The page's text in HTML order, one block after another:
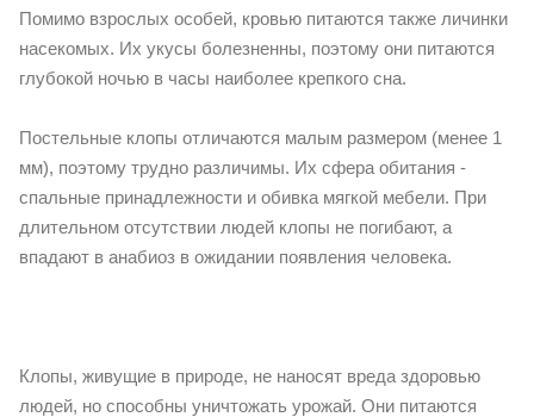
Помимо взрослых особей, кровью питаются также личинки
насекомых. Их укусы болезненны, поэтому они питаются
глубокой ночью в часы наиболее крепкого сна.
Постельные клопы отличаются малым размером (менее 1
мм), поэтому трудно различимы. Их сфера обитания -
спальные принадлежности и обивка мягкой мебели. При
длительном отсутствии людей клопы не погибают, а
впадают в анабиоз в ожидании появления человека.
Клопы, живущие в природе, не наносят вреда здоровью
людей, но способны уничтожать урожай. Они питаются